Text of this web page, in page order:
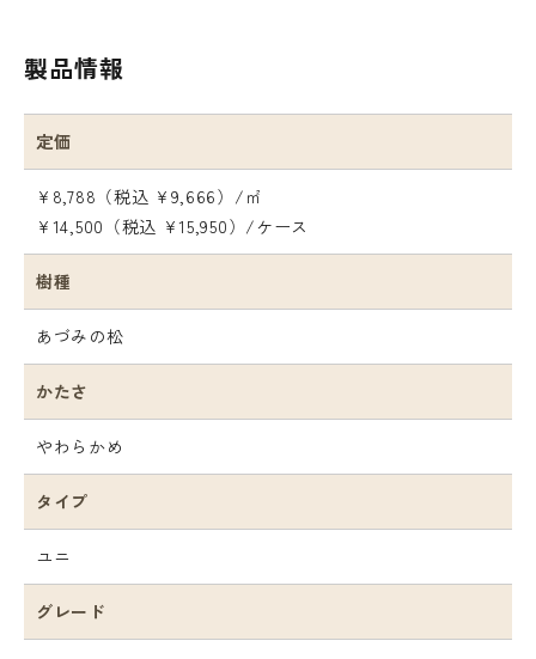
製品情報
定価
¥8,788（税込 ¥9,666）/㎡
¥14,500（税込 ¥15,950）/ケース
樹種
あづみの松
かたさ
やわらかめ
タイプ
ユニ
グレード